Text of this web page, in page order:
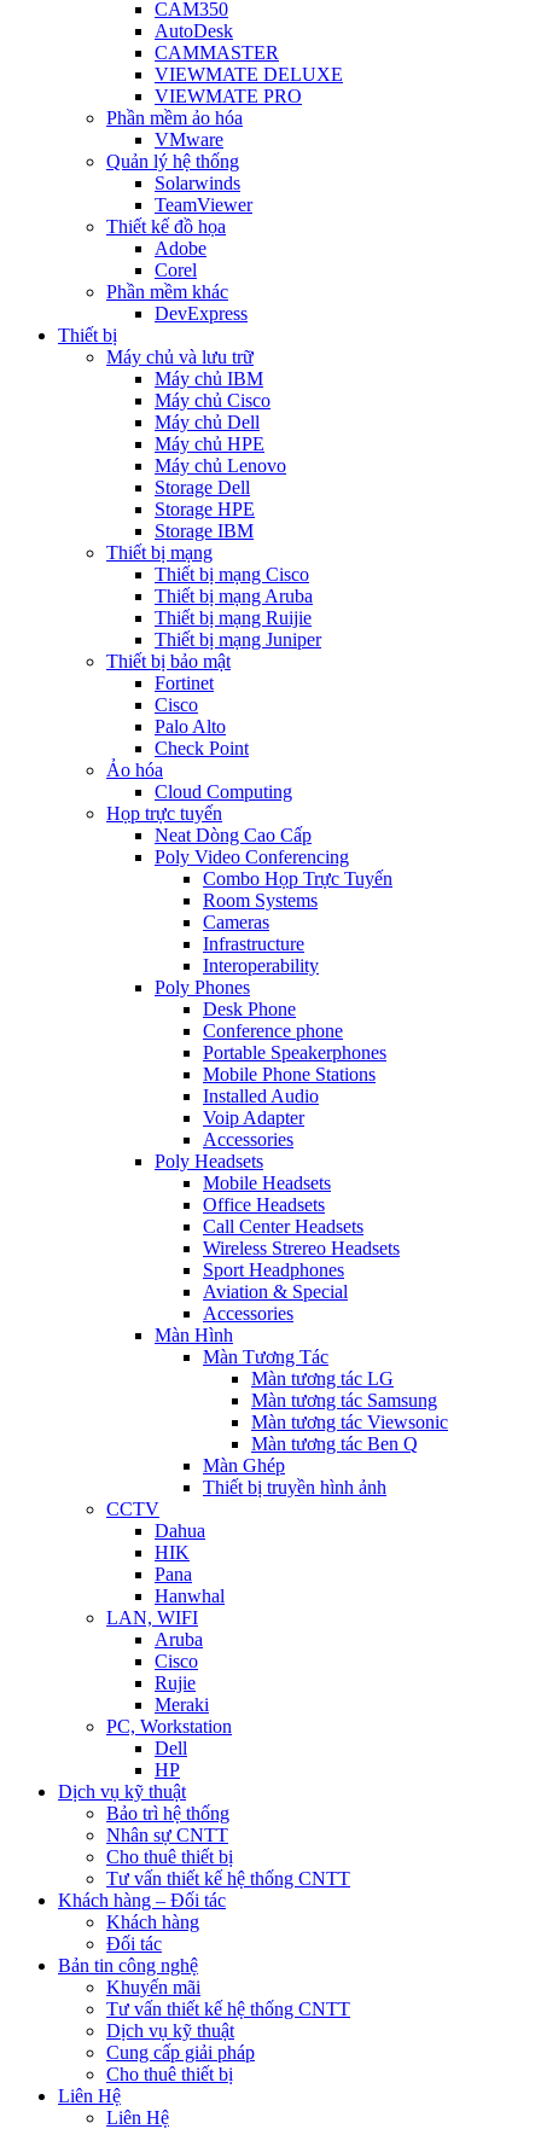
CAM350
AutoDesk
CAMMASTER
VIEWMATE DELUXE
VIEWMATE PRO
Phần mềm ảo hóa
VMware
Quản lý hệ thống
Solarwinds
TeamViewer
Thiết kế đồ họa
Adobe
Corel
Phần mềm khác
DevExpress
Thiết bị
Máy chủ và lưu trữ
Máy chủ IBM
Máy chủ Cisco
Máy chủ Dell
Máy chủ HPE
Máy chủ Lenovo
Storage Dell
Storage HPE
Storage IBM
Thiết bị mạng
Thiết bị mạng Cisco
Thiết bị mạng Aruba
Thiết bị mạng Ruijie
Thiết bị mạng Juniper
Thiết bị bảo mật
Fortinet
Cisco
Palo Alto
Check Point
Ảo hóa
Cloud Computing
Họp trực tuyến
Neat Dòng Cao Cấp
Poly Video Conferencing
Combo Họp Trực Tuyến
Room Systems
Cameras
Infrastructure
Interoperability
Poly Phones
Desk Phone
Conference phone
Portable Speakerphones
Mobile Phone Stations
Installed Audio
Voip Adapter
Accessories
Poly Headsets
Mobile Headsets
Office Headsets
Call Center Headsets
Wireless Strereo Headsets
Sport Headphones
Aviation & Special
Accessories
Màn Hình
Màn Tương Tác
Màn tương tác LG
Màn tương tác Samsung
Màn tương tác Viewsonic
Màn tương tác Ben Q
Màn Ghép
Thiết bị truyền hình ảnh
CCTV
Dahua
HIK
Pana
Hanwhal
LAN, WIFI
Aruba
Cisco
Rujie
Meraki
PC, Workstation
Dell
HP
Dịch vụ kỹ thuật
Bảo trì hệ thống
Nhân sự CNTT
Cho thuê thiết bị
Tư vấn thiết kế hệ thống CNTT
Khách hàng – Đối tác
Khách hàng
Đối tác
Bản tin công nghệ
Khuyến mãi
Tư vấn thiết kế hệ thống CNTT
Dịch vụ kỹ thuật
Cung cấp giải pháp
Cho thuê thiết bị
Liên Hệ
Liên Hệ